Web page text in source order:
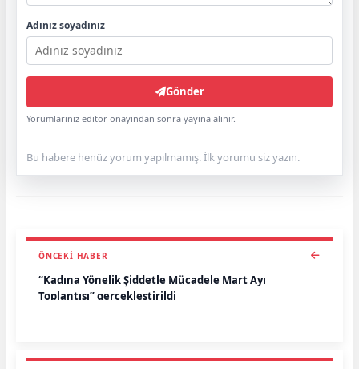
Adınız soyadınız
Gönder
Yorumlarınız editör onayından sonra yayına alınır.
Bu habere henüz yorum yapılmamış. İlk yorumu siz yazın.
ÖNCEKI HABER
“Kadına Yönelik Şiddetle Mücadele Mart Ayı
Toplantısı” gerçekleştirildi